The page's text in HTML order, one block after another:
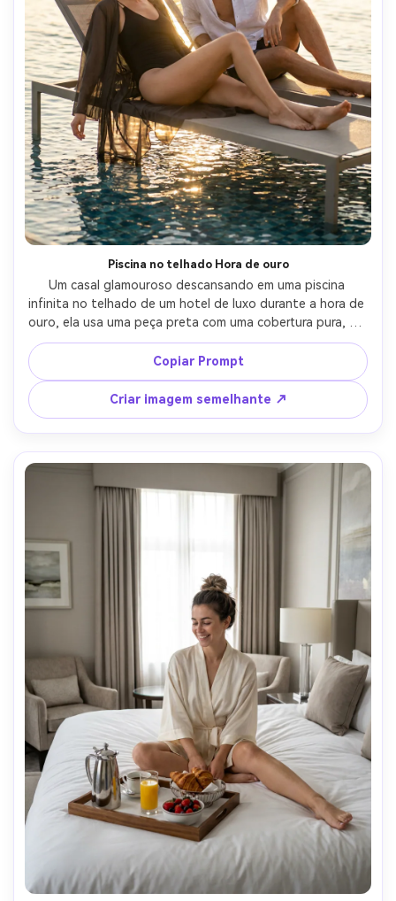
Piscina no telhado Hora de ouro
Um casal glamouroso descansando em uma piscina
infinita no telhado de um hotel de luxo durante a hora de
ouro, ela usa uma peça preta com uma cobertura pura, ele
usa camisa de linho e óculos de sol, destaques de água
brilhante, horizonte da cidade ao fundo, brilho do sol e
luz da borda, fotografado em Nikon Z8, 85mm f/1.8,
molduras editoriais sinceras, profundidade de campo rasa,
fotorealista, visual de campanha de viagem aspiracional-
AR 4:5
Copiar Prompt
Criar imagem semelhante ↗